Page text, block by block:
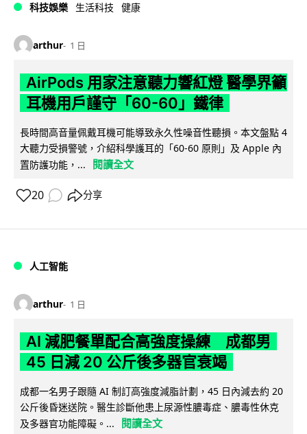
科技娛樂 生活科技 健康
arthur 1 日
AirPods 用家注意聽力響紅燈 醫學界籲
耳機用戶謹守「60-60」鐵律
長時間高音量佩戴耳機可能導致永久性噪音性聽損。本文盤點 4
大聽力受損警號，介紹科學護耳的「60-60 原則」及 Apple 內
置防護功能，...
閱讀全文
20 分享
人工智能
arthur 1 日
AI 減肥餐單配合高強度操練 成都男
45 日減 20 公斤後多器官衰竭
成都一名男子跟隨 AI 制訂高強度減脂計劃，45 日內減去約 20
公斤後昏迷送院。醫生診斷他患上尿源性膿毒症、膿毒性休克
及多器官功能障礙。...
閱讀全文